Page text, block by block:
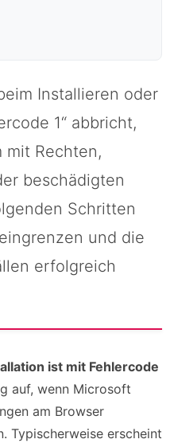
Installieren oder
1“ abbricht,
mit Rechten,
beschädigten
Schritten
und die
erfolgreich
ist mit Fehlercode
auf, wenn Microsoft
am Browser
Typischerweise erscheint